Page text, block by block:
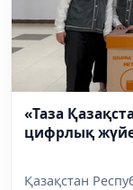
«Таза
цифрлық
Қазақстан